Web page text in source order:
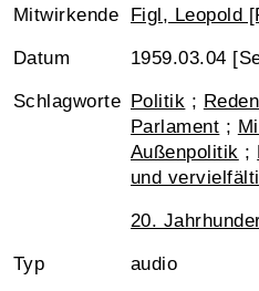
Mitwirkende Figl, Leopold
Datum 1959.03.04
Schlagworte Politik ;
Parlament ;
Außenpolitik ;
und
20.
Typ audio